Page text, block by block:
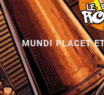
MUNDI PLACET